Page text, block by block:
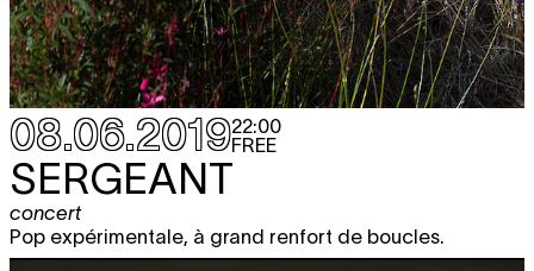
08.06.201922:00
FREE
SERGEANT
concert
Pop expérimentale, à grand renfort de boucles.